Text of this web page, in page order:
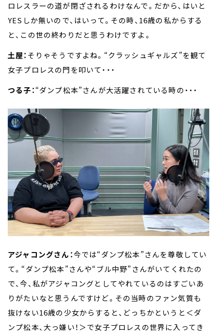
ロレスラーの道が閉ざされるわけなんで。だから、はいと
YESしか無いので、はいって。その時、16歳の私からする
と、この世の終わりだと思うわけですよ。
土屋： そりゃそうですよね。“クラッシュギャルズ”を観て
女子プロレスの門を叩いて・・・
つる子：“ダンプ松本”さんが大活躍されている時の・・・
アジャコングさん：今では“ダンプ松本”さんを尊敬してい
て。“ダンプ松本”さんや“ブル中野”さんがいてくれたの
で、今、私がアジャコングとしてやれているのはすごいあ
りがたいなと思うんですけど。その当時のファン気質も
抜けない16歳の少女からすると、どっちかというと＜ダ
ンプ松本、大っ嫌い！＞で女子プロレスの世界に入ってき